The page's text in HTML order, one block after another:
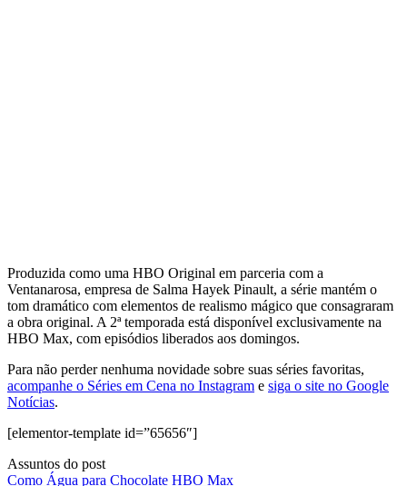
Produzida como uma HBO Original em parceria com a
Ventanarosa, empresa de Salma Hayek Pinault, a série mantém o
tom dramático com elementos de realismo mágico que consagraram
a obra original. A 2ª temporada está disponível exclusivamente na
HBO Max, com episódios liberados aos domingos.
Para não perder nenhuma novidade sobre suas séries favoritas,
acompanhe o Séries em Cena no Instagram e siga o site no Google
Notícias.
[elementor-template id=”65656″]
Assuntos do post
Como Água para Chocolate HBO Max